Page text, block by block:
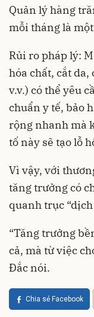
Quản lý hàng
mỗi tháng là
Rủi ro pháp lý:
hóa chất, cắt da,
v.v.) có thể yêu
chuẩn y tế, bảo
rộng nhanh mà
tố này sẽ tạo lỗ
Vì vậy, với
tăng trưởng có
quanh trục
“Tăng trưởng
cả, mà từ việc
Đắc nói.
Chia sẻ Facebook